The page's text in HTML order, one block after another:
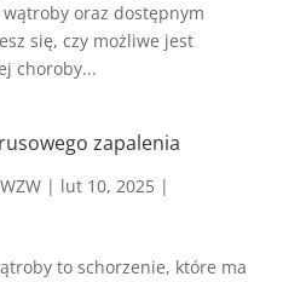
oraz dostępnym
się, czy możliwe jest
choroby...
zapalenia
| lut 10, 2025|
to schorzenie, które ma